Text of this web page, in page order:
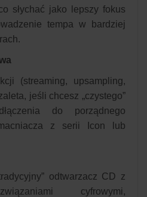
słychać jako lepszy fokus
tempa w bardziej
(streaming, upsampling,
jeśli chcesz „czystego”
do porządnego
z serii Icon lub
odtwarzacz CD z
cyfrowymi,